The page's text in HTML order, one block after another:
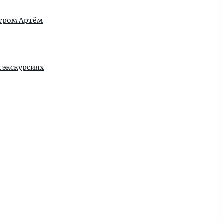
Артём